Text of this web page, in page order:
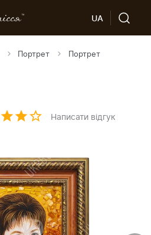
UA
Портрет Портрет
Написати відгук